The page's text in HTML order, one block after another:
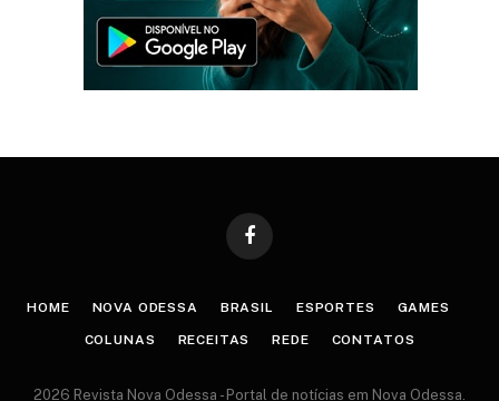
Facebook
HOME NOVA ODESSA BRASIL ESPORTES GAMES
COLUNAS RECEITAS REDE CONTATOS
2026 Revista Nova Odessa - Portal de notícias em Nova Odessa.